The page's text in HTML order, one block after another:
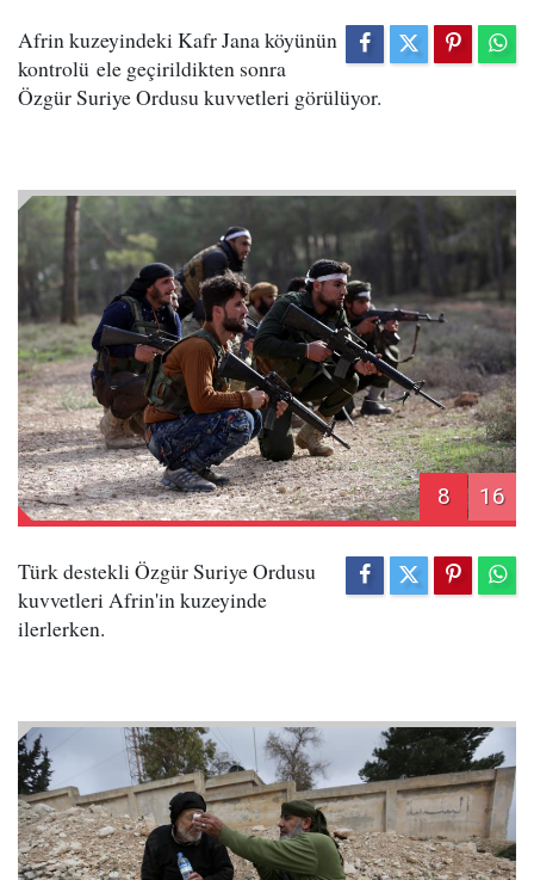
Afrin kuzeyindeki Kafr Jana köyünün
kontrolü ele geçirildikten sonra
Özgür Suriye Ordusu kuvvetleri görülüyor.
8 16
Türk destekli Özgür Suriye Ordusu
kuvvetleri Afrin'in kuzeyinde
ilerlerken.